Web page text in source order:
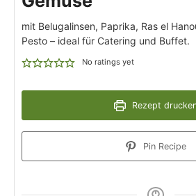
mit Belugalinsen, Paprika, Ras el
Pesto – ideal für Catering und Buffet.
No ratings yet
Rezept
Pin Recipe